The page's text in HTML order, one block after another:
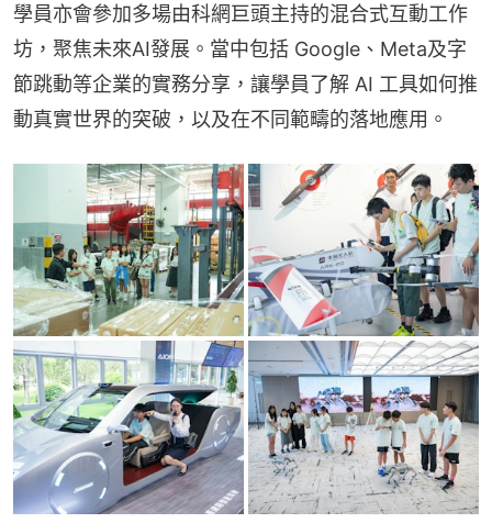
學員亦會參加多場由科網巨頭主持的混合式互動工作
坊，聚焦未來AI發展。當中包括 Google、Meta及字
節跳動等企業的實務分享，讓學員了解 AI 工具如何推
動真實世界的突破，以及在不同範疇的落地應用。